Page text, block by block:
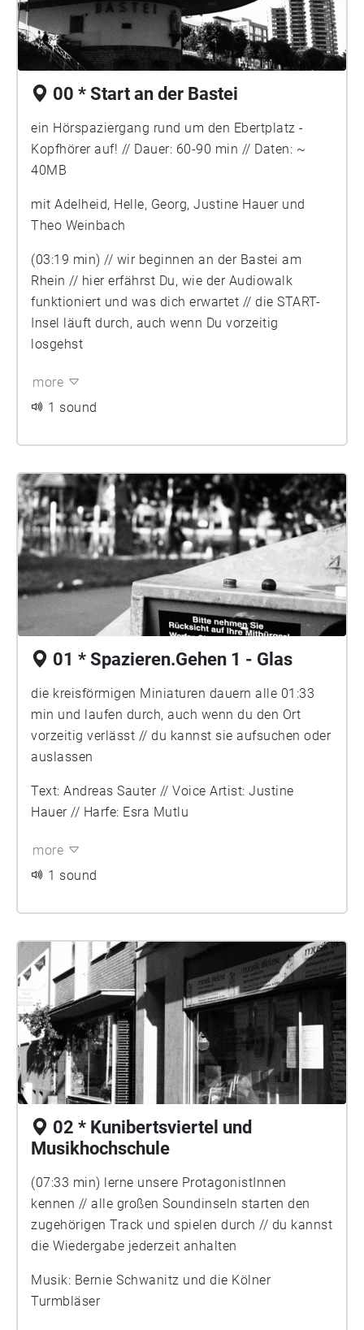
00 * Start an der Bastei
ein Hörspaziergang rund um den Ebertplatz -
Kopfhörer auf! // Dauer: 60-90 min // Daten: ~
40MB
mit Adelheid, Helle, Georg, Justine Hauer und
Theo Weinbach
(03:19 min) // wir beginnen an der Bastei am
Rhein // hier erfährst Du, wie der Audiowalk
funktioniert und was dich erwartet // die START-
Insel läuft durch, auch wenn Du vorzeitig
losgehst
more
1 sound
01 * Spazieren.Gehen 1 - Glas
die kreisförmigen Miniaturen dauern alle 01:33
min und laufen durch, auch wenn du den Ort
vorzeitig verlässt // du kannst sie aufsuchen oder
auslassen
Text: Andreas Sauter // Voice Artist: Justine
Hauer // Harfe: Esra Mutlu
more
1 sound
02 * Kunibertsviertel und
Musikhochschule
(07:33 min) lerne unsere ProtagonistInnen
kennen // alle großen Soundinseln starten den
zugehörigen Track und spielen durch // du kannst
die Wiedergabe jederzeit anhalten
Musik: Bernie Schwanitz und die Kölner
Turmbläser